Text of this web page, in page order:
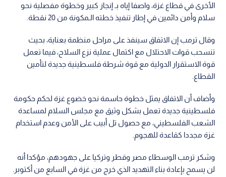
الأخرى في قطاع غزة، واصفا إياه بـ إنجاز كبير وخطوة مفصلية نحو
سلام وأمن دائمين في إطار تنفيذ خطته الـمكونة من 20 نقطة.
وقال ترمب إن الاتفاق سينفذ على مراحل منظمة بعناية، بحيث
تنسحب قوات الاحتلال مع اكتمال عملية نزع السلاح، فيما تعمل
قوة الاستقرار الدولية مع قوة شرطة فلسطينية جديدة لتأمين
القطاع.
وأضاف أن الاتفاق يمثل خطوة حاسمة نحو خضوع غزة لحكم حكومة
فلسطينية جديدة تعمل بشكل وثيق مع مجلس السلام لمساعدة
الشعب الفلسطيني، مع حصول تل أبيب على الأمن وعدم استخدام
غزة مجددا كقاعدة للهجوم.
وشكر ترمب الوسطاء مصر وقطر وتركيا على جهودهم، مؤكدا أنه
لن يسمح بإعادة بناء التهديد الذي خرج من غزة في السابع من أكتوبر.